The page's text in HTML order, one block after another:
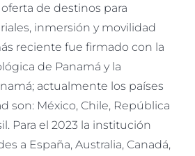
de destinos para
inmersión y movilidad
reciente fue firmado con la
de Panamá y la
actualmente los países
son: México, Chile, República
Para el 2023 la institución
a España, Australia, Canadá,